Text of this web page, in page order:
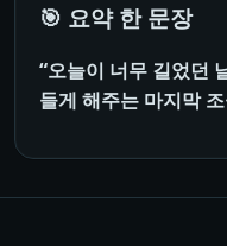
🎯 요약 한 문장
“오늘이 너무 길었던
들게 해주는 마지막